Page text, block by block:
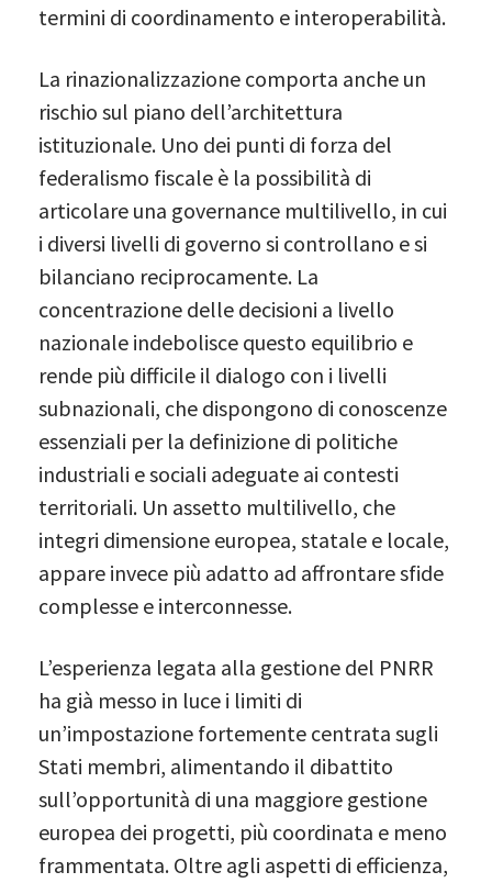
termini di coordinamento e interoperabilità.
La rinazionalizzazione comporta anche un
rischio sul piano dell’architettura
istituzionale. Uno dei punti di forza del
federalismo fiscale è la possibilità di
articolare una governance multilivello, in cui
i diversi livelli di governo si controllano e si
bilanciano reciprocamente. La
concentrazione delle decisioni a livello
nazionale indebolisce questo equilibrio e
rende più difficile il dialogo con i livelli
subnazionali, che dispongono di conoscenze
essenziali per la definizione di politiche
industriali e sociali adeguate ai contesti
territoriali. Un assetto multilivello, che
integri dimensione europea, statale e locale,
appare invece più adatto ad affrontare sfide
complesse e interconnesse.
L’esperienza legata alla gestione del PNRR
ha già messo in luce i limiti di
un’impostazione fortemente centrata sugli
Stati membri, alimentando il dibattito
sull’opportunità di una maggiore gestione
europea dei progetti, più coordinata e meno
frammentata. Oltre agli aspetti di efficienza,